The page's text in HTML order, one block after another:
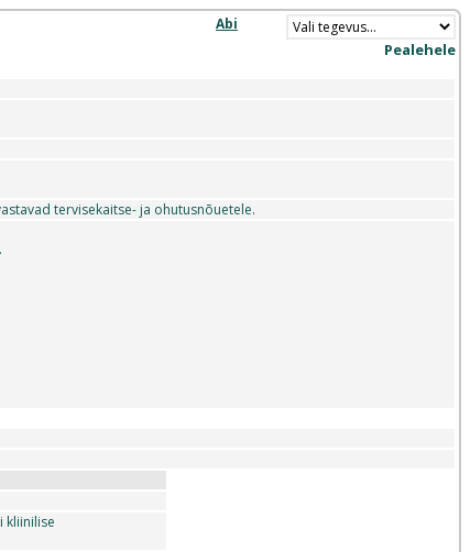
Abi
Pealehele
tervisekaitse- ja ohutusnõuetele.
kliinilise